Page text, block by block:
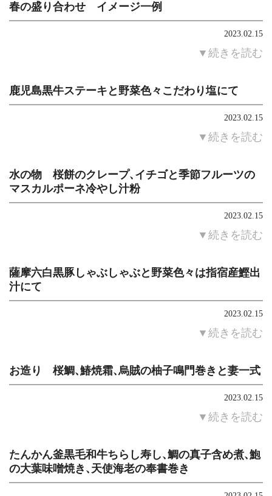
春の盛り合わせ イメージ一例
2023.02.15
▼続きを読む
鹿児島黒牛ステーキと野菜色々こだわり塩にて
2023.02.15
▼続きを読む
水の物 桜餅のクレープ、イチゴと季節フルーツの
マスカルポーネ冷やし汁粉
2023.02.15
▼続きを読む
薩摩六白黒豚しゃぶしゃぶと野菜色々は指宿産鰹出
汁にて
2023.02.15
▼続きを読む
お造り 桜鯛、鰆焼霜、烏賊の柚子鳴門巻きと妻一式
2023.02.15
▼続きを読む
たんかん釜黒毛和牛ちらし寿し、鯛の真子含め煮、鮑
の大葉味噌焼き、天使海老の奉書巻き